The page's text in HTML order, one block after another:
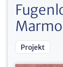
Projekt